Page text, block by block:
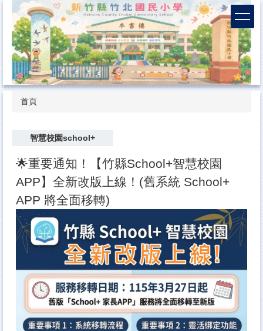
主
要
內
區
首頁
智慧校園school+
🌟重要通知！【竹縣School+智慧校園
APP】全新改版上線！(舊系統 School+
APP 將全面移轉)